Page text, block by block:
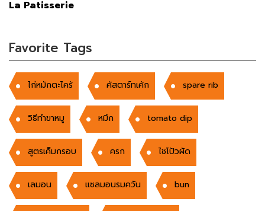
La Patisserie
Favorite Tags
ไก่หมักตะไคร้ คัสตาร์ทเค้ก spare rib
วิธีทำขาหมู หมึก tomato dip
สูตรเค็มกรอบ ครก ไชโป้วผัด
เลมอน แซลมอนรมควัน bun